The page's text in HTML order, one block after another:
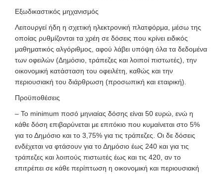
Εξωδικαστικός μηχανισμός
Λειτουργεί ήδη η σχετική ηλεκτρονική πλατφόρμα, μέσω της
οποίας ρυθμίζονται τα χρέη σε δόσεις που κρίνει ειδικός
μαθηματικός αλγόριθμος, αφού λάβει υπόψη όλα τα δεδομένα
των οφειλών (Δημόσιο, τράπεζες και λοιποί πιστωτές), την
οικονομική κατάσταση του οφειλέτη, καθώς και την
περιουσιακή του διάρθρωση (προσωπική και εταιρική).
Προϋποθέσεις
– Το minimum ποσό μηνιαίας δόσης είναι 50 ευρώ, ενώ η
κάθε δόση επιβαρύνεται με επιτόκιο που κυμαίνεται στο 5%
για το Δημόσιο και το 3,75% για τις τράπεζες. Οι δε δόσεις
ενδέχεται να φτάσουν για το Δημόσιο έως 240 και για τις
τράπεζες και λοιπούς πιστωτές έως και τις 420, αν το
επιτρέπει σε κάθε περίπτωση η οικονομική και περιουσιακή